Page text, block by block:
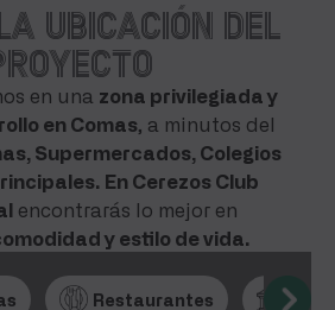
ubicación del
en una zona privilegiada y
en Comas, a minutos del
Supermercados, Colegios
En Cerezos Club
encontrarás lo mejor en
y estilo de vida.
Restaurantes